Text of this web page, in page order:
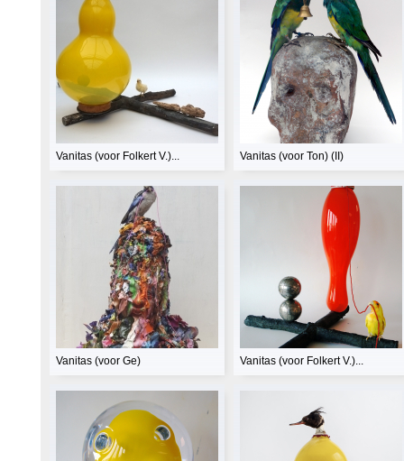
Vanitas (voor Folkert V.)... Vanitas (voor Ton) (II)
Vanitas (voor Ge) Vanitas (voor Folkert V.)...